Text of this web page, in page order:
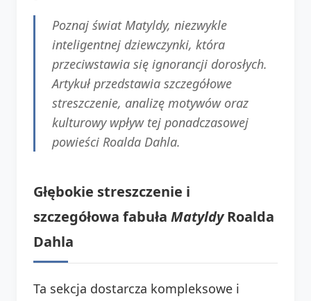
Poznaj świat Matyldy, niezwykle
inteligentnej dziewczynki, która
przeciwstawia się ignorancji dorosłych.
Artykuł przedstawia szczegółowe
streszczenie, analizę motywów oraz
kulturowy wpływ tej ponadczasowej
powieści Roalda Dahla.
Głębokie streszczenie i
szczegółowa fabuła MatyldyRoalda
Dahla
Ta sekcja dostarcza kompleksowe i